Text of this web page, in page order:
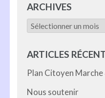
ARCHIVES
Archives
ARTICLES
Plan Citoyen
Nous soutenir